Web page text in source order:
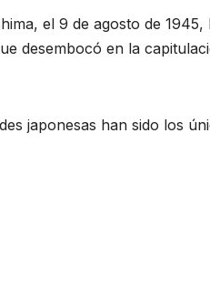
el 9 de agosto de
desembocó en la
japonesas han sido los